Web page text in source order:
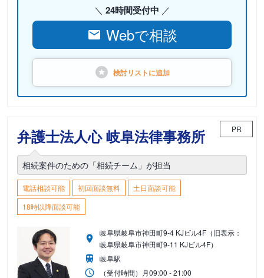
24時間受付中
Webで相談
検討リストに追加
弁護士法人心 岐阜法律事務所 PR
相続案件のための「相続チーム」が担当
電話相談可能 初回面談無料
土日面談可能
18時以降面談可能
岐阜県岐阜市神田町9-4 KJビル4F（旧表示：
岐阜県岐阜市神田町9-11 KJビル4F）
岐阜駅
（受付時間） 月09:00 - 21:00